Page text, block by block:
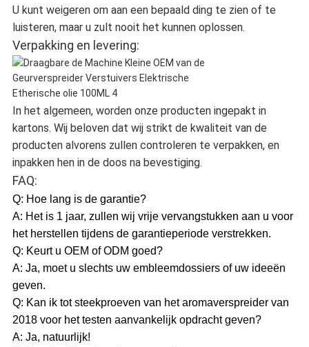
U kunt weigeren om aan een bepaald ding te zien of te
luisteren, maar u zult nooit het kunnen oplossen.
Verpakking en levering:
In het algemeen, worden onze producten ingepakt in
kartons. Wij beloven dat wij strikt de kwaliteit van de
producten alvorens zullen controleren te verpakken, en
inpakken hen in de doos na bevestiging.
FAQ:
Q: Hoe lang is de garantie?
A: Het is 1 jaar, zullen wij vrije vervangstukken aan u voor
het herstellen tijdens de garantieperiode verstrekken.
Q: Keurt u OEM of ODM goed?
A: Ja, moet u slechts uw embleemdossiers of uw ideeën
geven.
Q: Kan ik tot steekproeven van het aromaverspreider van
2018 voor het testen aanvankelijk opdracht geven?
A: Ja, natuurlijk!